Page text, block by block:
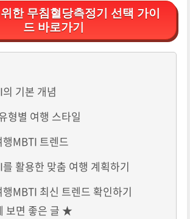
한 무침혈당측정기 선택 가이
드 바로가기
기본 개념
형별 여행 스타일
MBTI 트렌드
활용한 맞춤 여행 계획하기
MBTI 최신 트렌드 확인하기
보면 좋은 글 ★